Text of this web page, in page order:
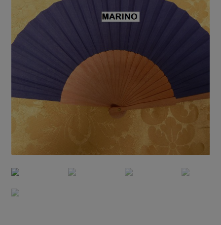
El Abanico en España
El Lenguaje del Abanico
Contacto
Mi cuenta